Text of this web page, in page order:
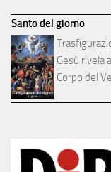
Santo del giorno
Gesù rivela
Corpo del